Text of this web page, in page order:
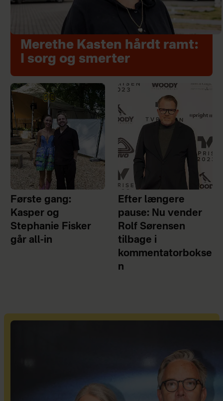
Merethe Kasten hårdt ramt:
I sorg og smerter
Første gang:
Kasper og
Stephanie Fisker
går all-in
Efter længere
pause: Nu vender
Rolf Sørensen
tilbage i
kommentatorbokse
n